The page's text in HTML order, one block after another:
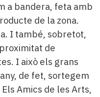
a bandera, feta amb
de la zona.
I també, sobretot,
de
I això els grans
de fet, sortegem
Amics de les Arts,